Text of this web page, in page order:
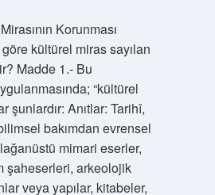
Korunması
kültürel miras sayılan
Madde 1.- Bu
“kültürel
şunlardır: Anıtlar: Tarihî,
bakımdan evrensel
mimari eserler,
şaheserleri, arkeolojik
veya yapılar, kitabeler,